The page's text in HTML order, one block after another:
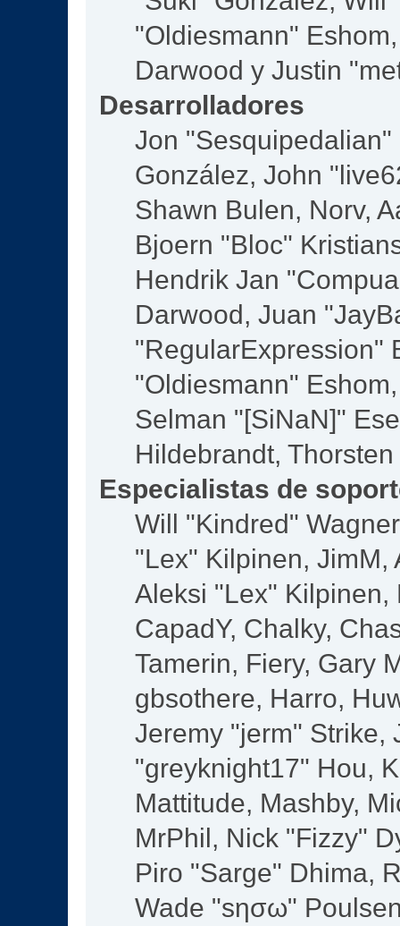
"Oldiesmann"
Darwood y Justin
Desarrolladores
Jon
González, John
Shawn Bulen, Norv,
Bjoern "Bloc"
Hendrik Jan
Darwood, Juan
"RegularExpression"
"Oldiesmann"
Selman "[SiNaN]"
Hildebrandt,
Especialistas de
Will "Kindred"
"Lex" Kilpinen, JimM,
Aleksi "Lex" Kilpinen,
CapadY, Chalky,
Tamerin, Fiery, Gary
gbsothere, Harro,
Jeremy "jerm" Strike,
"greyknight17" Hou,
Mattitude, Mashby,
MrPhil, Nick "Fizzy"
Piro "Sarge" Dhima,
Wade "sησω"